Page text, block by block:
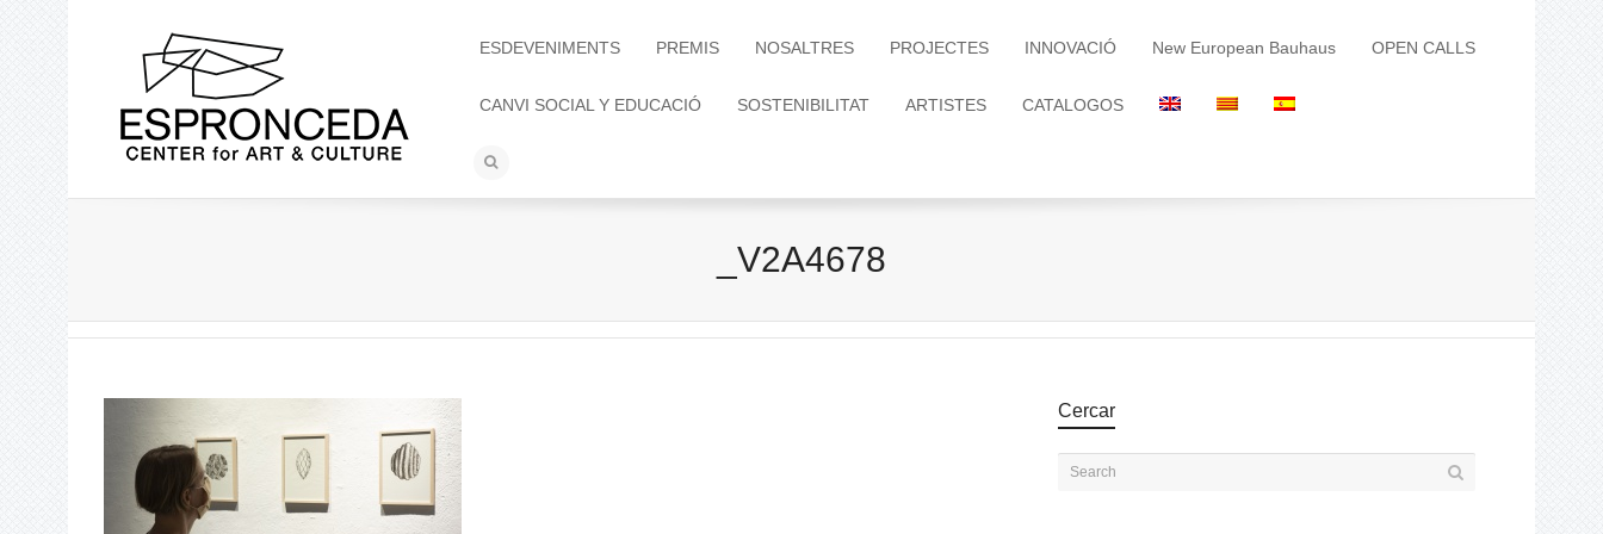
ESDEVENIMENTS PREMIS NOSALTRES PROJECTES INNOVACIÓ New European Bauhaus OPEN CALLS
CANVI SOCIAL Y EDUCACIÓ SOSTENIBILITAT ARTISTES CATALOGOS
_V2A4678
Cercar